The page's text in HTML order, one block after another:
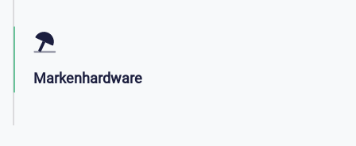
Markenhardware